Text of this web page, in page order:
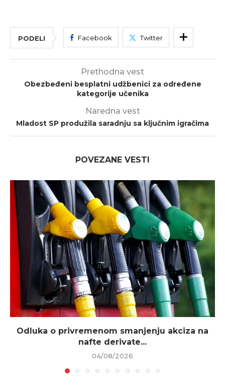
PODELI Facebook Twitter
Prethodna vest
Obezbeđeni besplatni udžbenici za određene
kategorije učenika
Naredna vest
Mladost SP produžila saradnju sa ključnim igračima
POVEZANE VESTI
Odluka o privremenom smanjenju akciza na
nafte derivate...
04/08/2026